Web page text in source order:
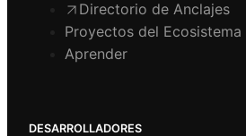
Directorio de Anclajes
Proyectos del Ecosistema
Aprender
DESARROLLADORES